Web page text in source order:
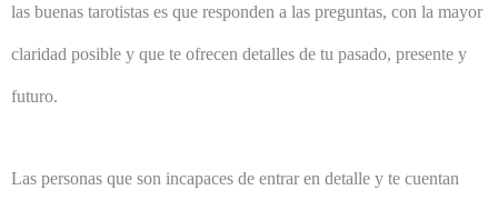
las buenas tarotistas es que responden a las preguntas, con la mayor
claridad posible y que te ofrecen detalles de tu pasado, presente y
futuro.
Las personas que son incapaces de entrar en detalle y te cuentan